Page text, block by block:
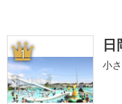
1 日
小